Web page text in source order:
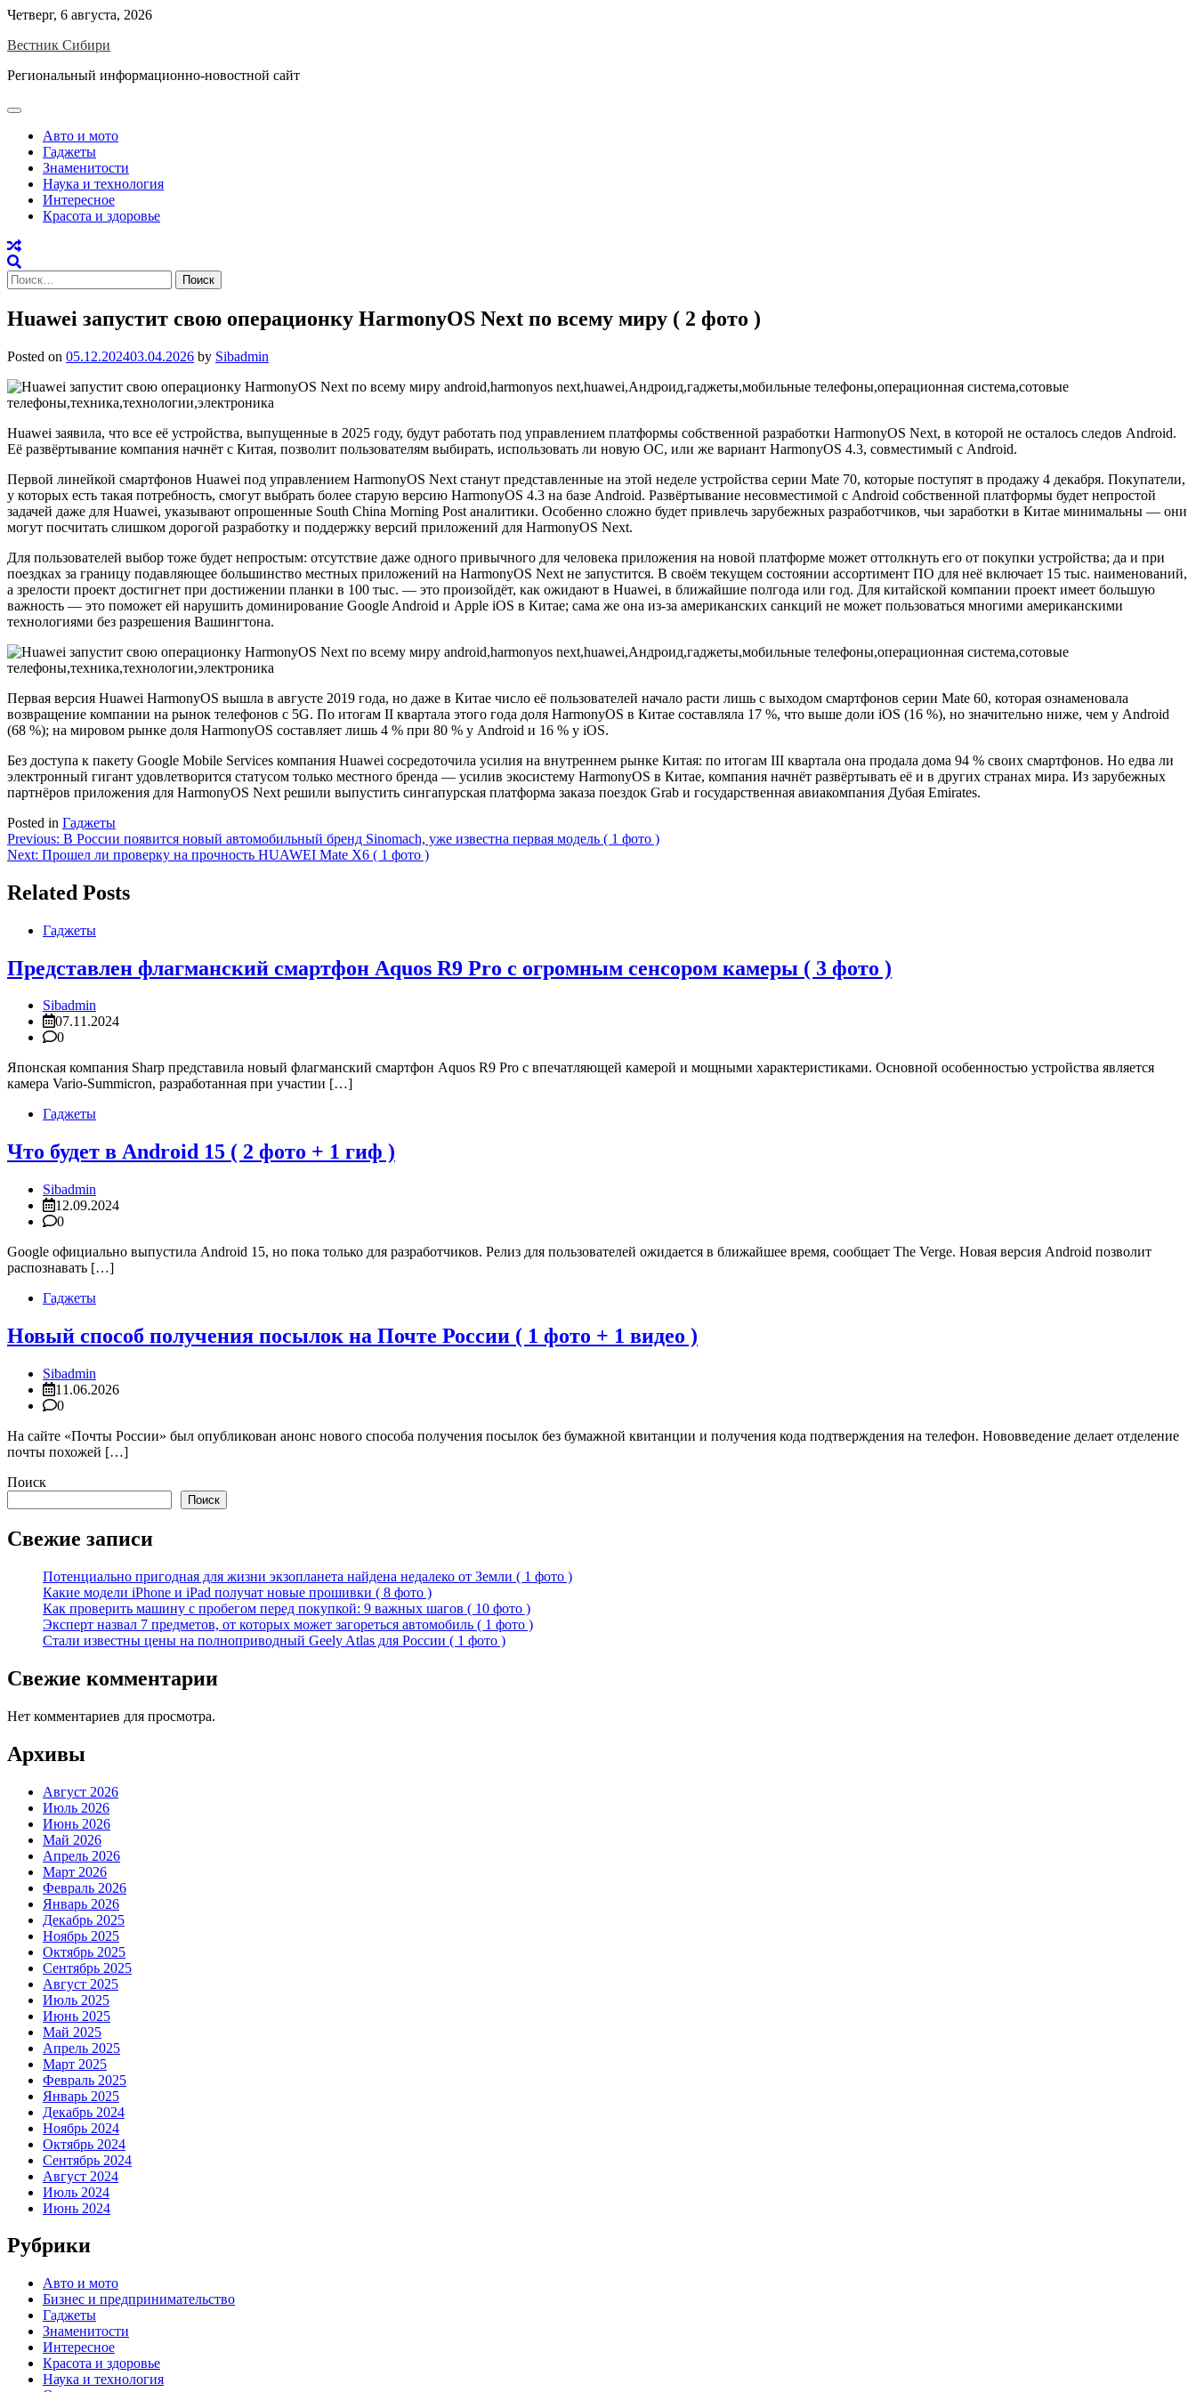
Skip
content
Четверг, 6 августа, 2026
Вестник Сибири
Региональный информационно-новостной сайт
Авто и мото
Гаджеты
Знаменитости
Наука и технология
Интересное
Красота и здоровье
Найти:
Huawei запустит свою операционку HarmonyOS Next по всему миру ( 2 фото )
Posted on 05.12.202403.04.2026 by Sibadmin
Huawei заявила, что все её устройства, выпущенные в 2025 году, будут работать под управлением платформы собственной разработки HarmonyOS Next, в которой не осталось следов Android.
Её развёртывание компания начнёт с Китая, позволит пользователям выбирать, использовать ли новую ОС, или же вариант HarmonyOS 4.3, совместимый с Android.
Первой линейкой смартфонов Huawei под управлением HarmonyOS Next станут представленные на этой неделе устройства серии Mate 70, которые поступят в продажу 4 декабря. Покупатели,
у которых есть такая потребность, смогут выбрать более старую версию HarmonyOS 4.3 на базе Android. Развёртывание несовместимой с Android собственной платформы будет непростой
задачей даже для Huawei, указывают опрошенные South China Morning Post аналитики. Особенно сложно будет привлечь зарубежных разработчиков, чьи заработки в Китае минимальны — они
могут посчитать слишком дорогой разработку и поддержку версий приложений для HarmonyOS Next.
Для пользователей выбор тоже будет непростым: отсутствие даже одного привычного для человека приложения на новой платформе может оттолкнуть его от покупки устройства; да и при
поездках за границу подавляющее большинство местных приложений на HarmonyOS Next не запустится. В своём текущем состоянии ассортимент ПО для неё включает 15 тыс. наименований,
а зрелости проект достигнет при достижении планки в 100 тыс. — это произойдёт, как ожидают в Huawei, в ближайшие полгода или год. Для китайской компании проект имеет большую
важность — это поможет ей нарушить доминирование Google Android и Apple iOS в Китае; сама же она из-за американских санкций не может пользоваться многими американскими
технологиями без разрешения Вашингтона.
Первая версия Huawei HarmonyOS вышла в августе 2019 года, но даже в Китае число её пользователей начало расти лишь с выходом смартфонов серии Mate 60, которая ознаменовала
возвращение компании на рынок телефонов с 5G. По итогам II квартала этого года доля HarmonyOS в Китае составляла 17 %, что выше доли iOS (16 %), но значительно ниже, чем у Android
(68 %); на мировом рынке доля HarmonyOS составляет лишь 4 % при 80 % у Android и 16 % у iOS.
Без доступа к пакету Google Mobile Services компания Huawei сосредоточила усилия на внутреннем рынке Китая: по итогам III квартала она продала дома 94 % своих смартфонов. Но едва ли
электронный гигант удовлетворится статусом только местного бренда — усилив экосистему HarmonyOS в Китае, компания начнёт развёртывать её и в других странах мира. Из зарубежных
партнёров приложения для HarmonyOS Next решили выпустить сингапурская платформа заказа поездок Grab и государственная авиакомпания Дубая Emirates.
Posted in Гаджеты
Навигация
по
записям
Previous: В России появится новый автомобильный бренд Sinomach, уже известна первая модель ( 1 фото )
Next: Прошел ли проверку на прочность HUAWEI Mate X6 ( 1 фото )
Related Posts
Гаджеты
Представлен флагманский смартфон Aquos R9 Pro с огромным сенсором камеры ( 3 фото )
Sibadmin
07.11.2024
0
Японская компания Sharp представила новый флагманский смартфон Aquos R9 Pro с впечатляющей камерой и мощными характеристиками. Основной особенностью устройства является
камера Vario-Summicron, разработанная при участии […]
Гаджеты
Что будет в Android 15 ( 2 фото + 1 гиф )
Sibadmin
12.09.2024
0
Google официально выпустила Android 15, но пока только для разработчиков. Релиз для пользователей ожидается в ближайшее время, сообщает The Verge. Новая версия Android позволит
распознавать […]
Гаджеты
Новый способ получения посылок на Почте России ( 1 фото + 1 видео )
Sibadmin
11.06.2026
0
На сайте «Почты России» был опубликован анонс нового способа получения посылок без бумажной квитанции и получения кода подтверждения на телефон. Нововведение делает отделение
почты похожей […]
Поиск
Поиск
Свежие записи
Потенциально пригодная для жизни экзопланета найдена недалеко от Земли ( 1 фото )
Какие модели iPhone и iPad получат новые прошивки ( 8 фото )
Как проверить машину с пробегом перед покупкой: 9 важных шагов ( 10 фото )
Эксперт назвал 7 предметов, от которых может загореться автомобиль ( 1 фото )
Стали известны цены на полноприводный Geely Atlas для России ( 1 фото )
Свежие комментарии
Нет комментариев для просмотра.
Архивы
Август 2026
Июль 2026
Июнь 2026
Май 2026
Апрель 2026
Март 2026
Февраль 2026
Январь 2026
Декабрь 2025
Ноябрь 2025
Октябрь 2025
Сентябрь 2025
Август 2025
Июль 2025
Июнь 2025
Май 2025
Апрель 2025
Март 2025
Февраль 2025
Январь 2025
Декабрь 2024
Ноябрь 2024
Октябрь 2024
Сентябрь 2024
Август 2024
Июль 2024
Июнь 2024
Рубрики
Авто и мото
Бизнес и предпринимательство
Гаджеты
Знаменитости
Интересное
Красота и здоровье
Наука и технология